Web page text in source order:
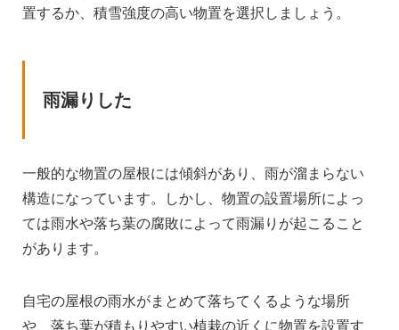
置するか、積雪強度の高い物置を選択しましょう。
雨漏りした
一般的な物置の屋根には傾斜があり、雨が溜まらない
構造になっています。しかし、物置の設置場所によっ
ては雨水や落ち葉の腐敗によって雨漏りが起こること
があります。
自宅の屋根の雨水がまとめて落ちてくるような場所
や、落ち葉が積もりやすい植栽の近くに物置を設置す